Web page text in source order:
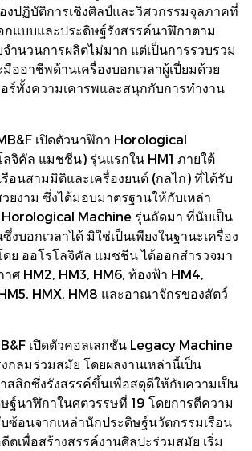
งปฏิบัติการเชิงศิลป์และวิศวกรรมจุลภาคที่
กแบบและประดิษฐ์รังสรรค์นาฬิกาตาม
ำนวนการผลิตไม่มาก แต่เป็นการรวบรวม
ออาชีพด้านเครื่องบอกเวลาผู้เปี่ยมด้วย
ร์ทั้งความเคารพและสนุกกับการทำงาน
เปิดตัวนาฬิกา Horological
จิคัล แมชชีน) รุ่นแรกใน HM1 ภายใต้
อนสามมิติและเครื่องยนต์ (กลไก) ที่ได้รับ
ยงาม ซึ่งได้มอบมาตรฐานให้กับเหล่า
Machine รุ่นถัดมา ที่นับเป็น
งบอกเวลาได้ มิใช่เป็นเพียงในฐานะเครื่อง
ดย ออโรโลจิคัล แมชชีน ได้ออกสำรวจมา
ศ HM2, HM3, HM6, ท้องฟ้า HM4,
HMX, HM8 และอาณาจักรของสัตว์
เปิดตัวคอลเลกชัน Legacy Machine
กลมร่วมสมัย โดยผลงานเหล่านี้เป็น
สสิกซึ่งรังสรรค์ขึ้นเพื่อสดุดีให้กับความเป็น
ฐ์นาฬิกาในศตวรรษที่ 19 โดยการตีความ
ซ้อนจากเหล่านักประดิษฐ์นวัตกรรมเรือน
ตเพื่อสร้างสรรค์งานศิลปะร่วมสมัย เริ่ม